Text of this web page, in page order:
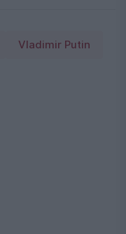
Vladimir Putin